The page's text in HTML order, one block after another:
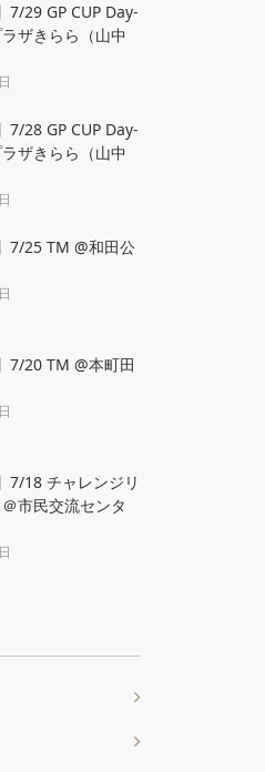
7/29 GP CUP Day-
ザきらら（山中
7/28 GP CUP Day-
ザきらら（山中
7/25 TM @和田公
7/20 TM @本町田
7/18 チャレンジリ
市民交流センタ